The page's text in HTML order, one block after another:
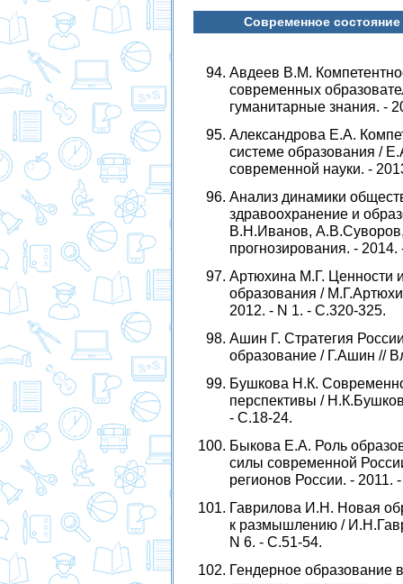
Современное состояние
Авдеев В.М.
современных
гуманитарные знания. -
Александрова Е.А.
системе образования /
современной науки. -
Анализ динамики
здравоохранение и
В.Н.Иванов,
прогнозирования. -
Артюхина М.Г. Ценности
образования /
2012. - N 1. - С.320-325.
Ашин Г. Стратегия
образование / Г.Ашин //
Бушкова Н.К.
перспективы /
- С.18-24.
Быкова Е.А. Роль
силы современной
регионов России. - 2011.
Гаврилова И.Н. Новая
к размышлению /
N 6. - С.51-54.
Гендерное образование